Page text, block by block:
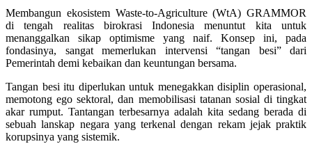
Membangun ekosistem Waste-to-Agriculture (WtA) GRAMMOR
di tengah realitas birokrasi Indonesia menuntut kita untuk
menanggalkan sikap optimisme yang naif. Konsep ini, pada
fondasinya, sangat memerlukan intervensi “tangan besi” dari
Pemerintah demi kebaikan dan keuntungan bersama.
Tangan besi itu diperlukan untuk menegakkan disiplin operasional,
memotong ego sektoral, dan memobilisasi tatanan sosial di tingkat
akar rumput. Tantangan terbesarnya adalah kita sedang berada di
sebuah lanskap negara yang terkenal dengan rekam jejak praktik
korupsinya yang sistemik.